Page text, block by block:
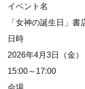
イベント名
「女神の誕生日」書
日時
2026年4月3日（金）
15:00～17:00